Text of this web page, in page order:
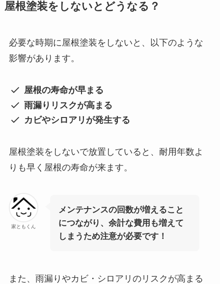
屋根塗装をしないとどうなる？
必要な時期に屋根塗装をしないと、以下のような
影響があります。
屋根の寿命が早まる
雨漏りリスクが高まる
カビやシロアリが発生する
屋根塗装をしないで放置していると、耐用年数よ
りも早く屋根の寿命が来ます。
家ともくん
メンテナンスの回数が増えること
につながり、余計な費用も増えて
しまうため注意が必要です！
また、雨漏りやカビ・シロアリのリスクが高まる